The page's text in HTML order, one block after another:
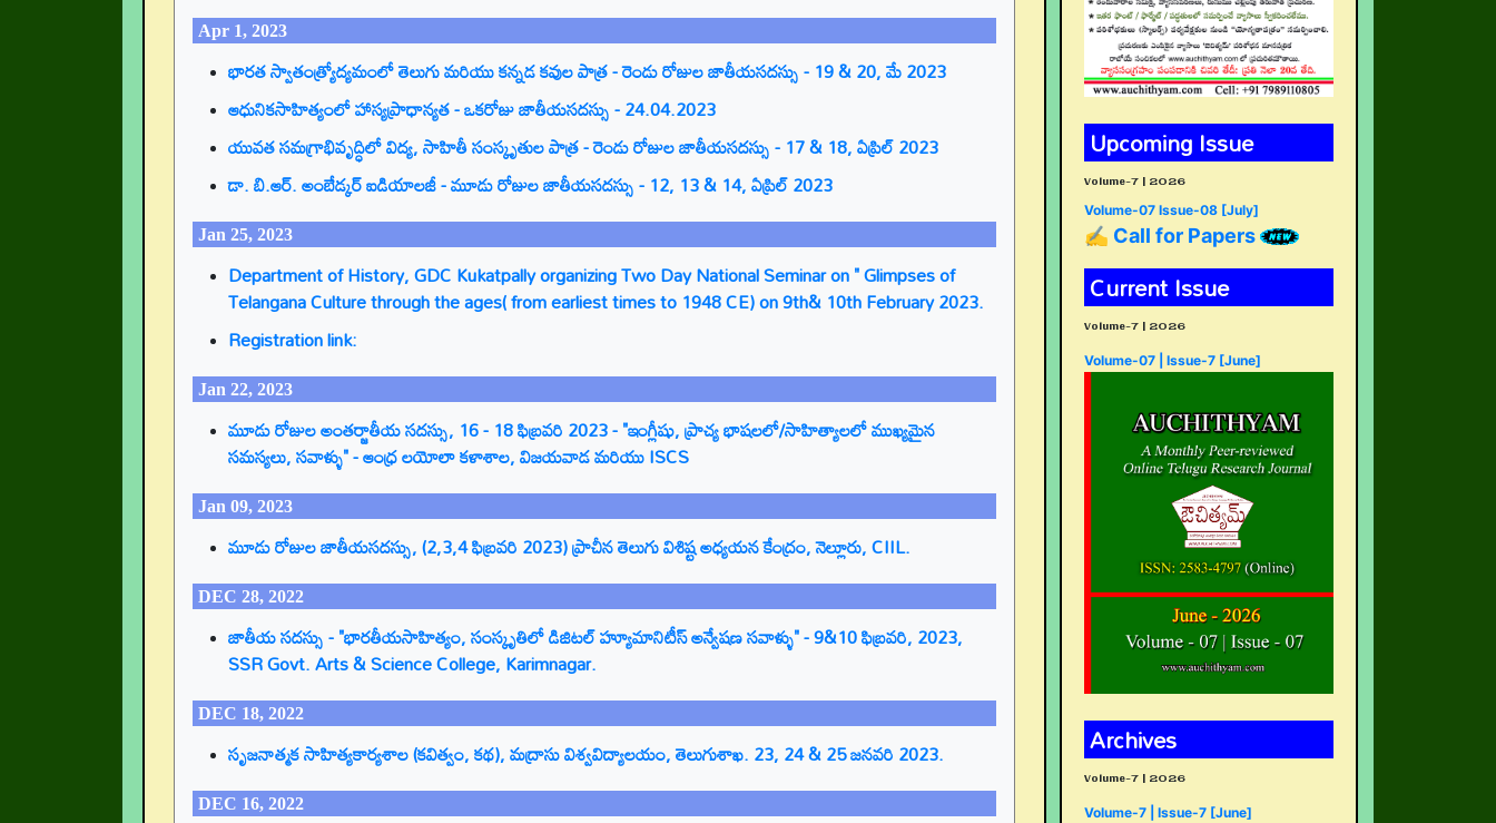
Apr 1, 2023
భారత స్వాతంత్ర్యోద్యమంలో తెలుగు మరియు కన్నడ కవుల పాత్ర - రెండు రోజుల జాతీయసదస్సు - 19 & 20, మే 2023
ఆధునికసాహిత్యంలో హాస్యప్రాధాన్యత - ఒకరోజు జాతీయసదస్సు - 24.04.2023
యువత సమగ్రాభివృద్ధిలో విద్య, సాహితీ సంస్కృతుల పాత్ర - రెండు రోజుల జాతీయసదస్సు - 17 & 18, ఏప్రిల్ 2023
డా. బి.ఆర్. అంబేడ్కర్ ఐడియాలజీ - మూడు రోజుల జాతీయసదస్సు - 12, 13 & 14, ఏప్రిల్ 2023
Jan 25, 2023
Department of History, GDC Kukatpally organizing Two Day National Seminar on " Glimpses of
Telangana Culture through the ages( from earliest times to 1948 CE) on 9th& 10th February 2023.
Registration link:
Jan 22, 2023
మూడు రోజుల అంతర్జాతీయ సదస్సు, 16 - 18 ఫిబ్రవరి 2023 - "ఇంగ్లీషు, ప్రాచ్య భాషలలో/సాహిత్యాలలో ముఖ్యమైన
సమస్యలు, సవాళ్ళు" - ఆంధ్ర లయోలా కళాశాల, విజయవాడ మరియు ISCS
Jan 09, 2023
మూడు రోజుల జాతీయసదస్సు, (2,3,4 ఫిబ్రవరి 2023) ప్రాచీన తెలుగు విశిష్ట అధ్యయన కేంద్రం, నెల్లూరు, CIIL.
DEC 28, 2022
జాతీయ సదస్సు - "భారతీయసాహిత్యం, సంస్కృతిలో డిజిటల్ హ్యూమానిటీస్ అన్వేషణ సవాళ్ళు" - 9&10 ఫిబ్రవరి, 2023,
SSR Govt. Arts & Science College, Karimnagar.
DEC 18, 2022
సృజనాత్మక సాహిత్యకార్యశాల (కవిత్వం, కథ), మద్రాసు విశ్వవిద్యాలయం, తెలుగుశాఖ. 23, 24 & 25 జనవరి 2023.
DEC 16, 2022
Upcoming Issue
Volume-7 | 2026
Volume-07 Issue-08 [July]
✍ Call for Papers
Current Issue
Volume-7 | 2026
Volume-07 | Issue-7 [June]
Archives
Volume-7 | 2026
Volume-7 | Issue-7 [June]